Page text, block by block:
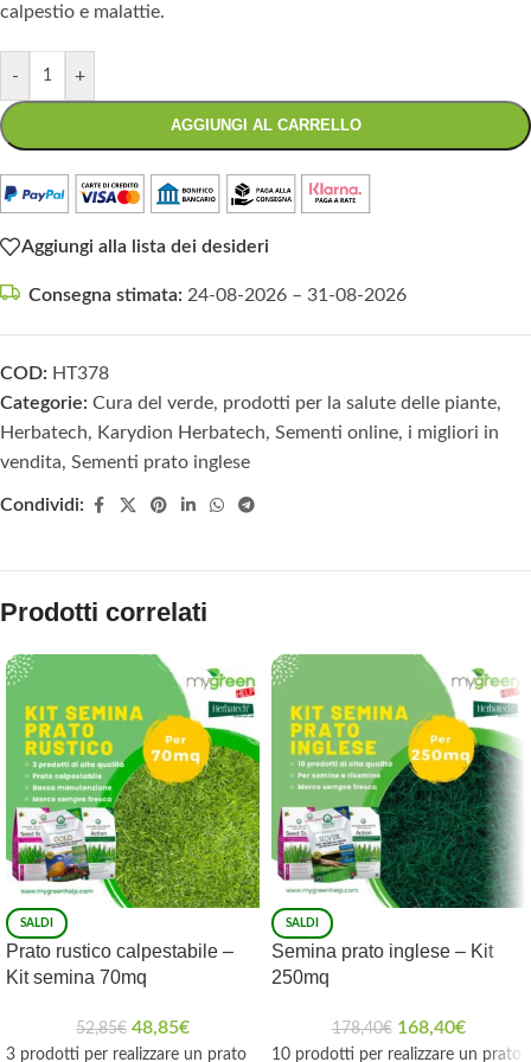
calpestio e malattie.
- +
AGGIUNGI AL CARRELLO
Aggiungi alla lista dei desideri
Consegna stimata: 24-08-2026 – 31-08-2026
COD: HT378
Categorie: Cura del verde, prodotti per la salute delle piante,
Herbatech, Karydion Herbatech, Sementi online, i migliori in
vendita, Sementi prato inglese
Condividi:
Prodotti correlati
SALDI
Prato rustico calpestabile –
Kit semina 70mq
52,85€ 48,85€
3 prodotti per realizzare un prato
SALDI
Semina prato inglese – Kit
250mq
178,40€ 168,40€
10 prodotti per realizzare un prato